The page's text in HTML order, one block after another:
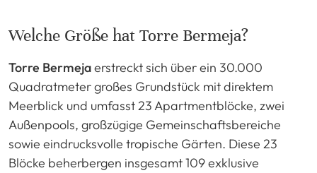
Welche Größe hat Torre Bermeja?
Torre Bermejaerstreckt sich über ein 30.000
Quadratmeter großes Grundstück mit direktem
Meerblick und umfasst 23 Apartmentblöcke, zwei
Außenpools, großzügige Gemeinschaftsbereiche
sowie eindrucksvolle tropische Gärten. Diese 23
Blöcke beherbergen insgesamt 109 exklusive